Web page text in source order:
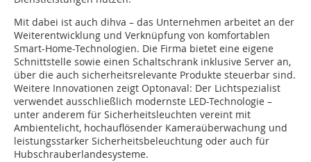
Mit dabei ist auch dihva – das Unternehmen arbeitet an der
Weiterentwicklung und Verknüpfung von komfortablen
Smart-Home-Technologien. Die Firma bietet eine eigene
Schnittstelle sowie einen Schaltschrank inklusive Server an,
über die auch sicherheitsrelevante Produkte steuerbar sind.
Weitere Innovationen zeigt Optonaval: Der Lichtspezialist
verwendet ausschließlich modernste LED-Technologie –
unter anderem für Sicherheitsleuchten vereint mit
Ambientelicht, hochauflösender Kameraüberwachung und
leistungsstarker Sicherheitsbeleuchtung oder auch für
Hubschrauberlandesysteme.